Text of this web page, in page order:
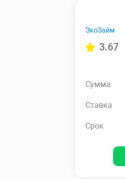
ЭкоЗайм
3.67
Сумма
Ставка
Срок